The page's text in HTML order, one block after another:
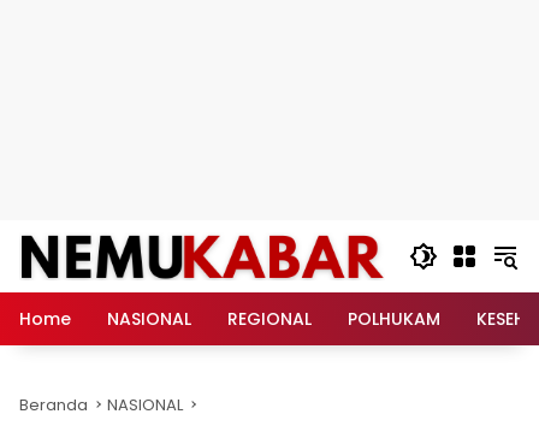
Langsung
konten
Home
NASIONAL REGIONAL POLHUKAM
Beranda NASIONAL